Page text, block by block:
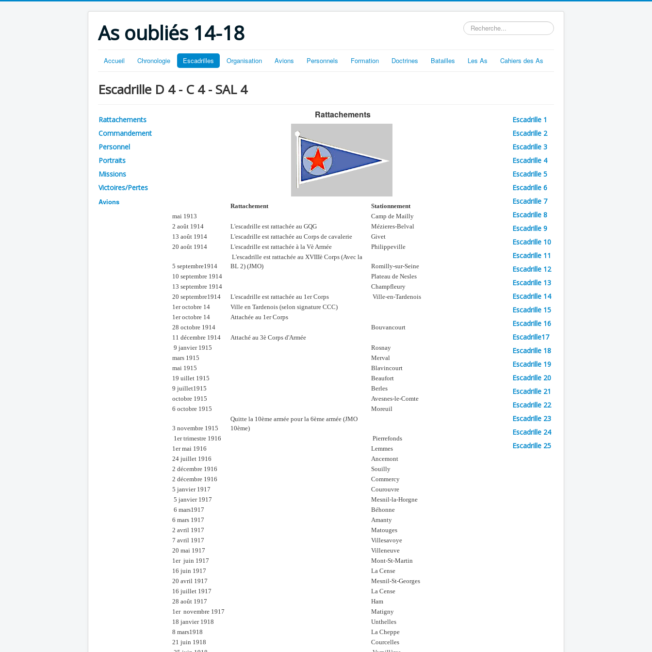
As oubliés 14-18 Rechercher
Accueil Chronologie Escadrilles Organisation Avions Personnels Formation Doctrines Batailles Les As Cahiers des As
Escadrille D 4 - C 4 - SAL 4
Rattachements
Commandement
Personnel
Portraits
Missions
Victoires/Pertes
Avions
Rattachements
Rattachement
Stationnement
mai 1913
Camp de Mailly
2 août 1914
L'escadrille est rattachée au GQG
Mézieres-Belval
13 août 1914
L'escadrille est rattachée au Corps de cavalerie
Givet
20 août 1914
L'escadrille est rattachée à la Vè Armée Philippeville
5 septembre1914
L'escadrille est rattachée au XVIIIè Corps (Avec la
BL 2) (JMO)
Romilly-sur-Seine
10 septembre 1914
Plateau de Nesles
13 septembre 1914
Champfleury
20 septembre1914
L'escadrille est rattachée au 1er Corps
Ville-en-Tardenois
1er octobre 14
Ville en Tardenois (selon signature CCC)
1er octobre 14
Attachée au 1er Corps
28 octobre 1914
Bouvancourt
11 décembre 1914
Attaché au 3è Corps d'Armée
9 janvier 1915
Rosnay
mars 1915
Merval
mai 1915
Blavincourt
19 uillet 1915
Beaufort
9 juillet1915
Berles
octobre 1915
Avesnes-le-Comte
6 octobre 1915
Moreuil
3 novembre 1915
Quitte la 10ème armée pour la 6ème armée (JMO
10ème)
1er trimestre 1916
Pierrefonds
1er mai 1916
Lemmes
24 juillet 1916
Ancemont
2 décembre 1916
Souilly
2 décembre 1916
Commercy
5 janvier 1917
Courouvre
5 janvier 1917
Mesnil-la-Horgne
6 mars1917
Béhonne
6 mars 1917
Amanty
2 avril 1917
Matouges
7 avril 1917
Villesavoye
20 mai 1917
Villeneuve
1er juin 1917
Mont-St-Martin
16 juin 1917
La Cense
20 avril 1917
Mesnil-St-Georges
16 juillet 1917
La Cense
28 août 1917
Ham
1er novembre 1917
Matigny
18 janvier 1918
Unthelles
8 mars1918
La Cheppe
21 juin 1918
Courcelles
Escadrille 1
Escadrille 2
Escadrille 3
Escadrille 4
Escadrille 5
Escadrille 6
Escadrille 7
Escadrille 8
Escadrille 9
Escadrille 10
Escadrille 11
Escadrille 12
Escadrille 13
Escadrille 14
Escadrille 15
Escadrille 16
Escadrille17
Escadrille 18
Escadrille 19
Escadrille 20
Escadrille 21
Escadrille 22
Escadrille 23
Escadrille 24
Escadrille 25